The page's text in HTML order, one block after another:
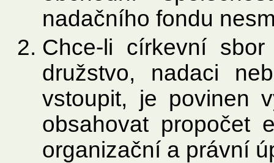
nadačního fondu
Chce-li církevní
družstvo, nadaci
vstoupit, je povinen
obsahovat propočet
organizační a právní